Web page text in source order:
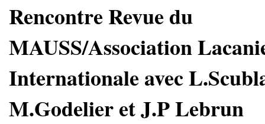
Rencontre Revue du
MAUSS/Association
Internationale avec
M.Godelier et J.P Lebrun